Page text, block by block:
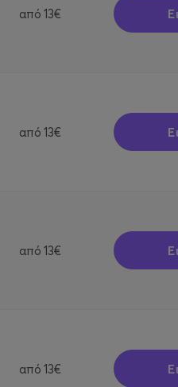
από 13€
από 13€
από 13€
από 13€